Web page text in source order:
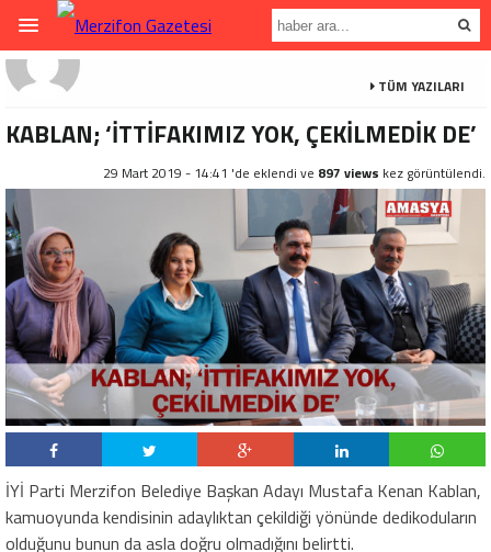
TÜM YAZILARI
KABLAN; ‘İTTİFAKIMIZ YOK, ÇEKİLMEDİK DE’
29 Mart 2019 - 14:41 'de eklendi ve 897 views kez görüntülendi.
İYİ Parti Merzifon Belediye Başkan Adayı Mustafa Kenan Kablan,
kamuoyunda kendisinin adaylıktan çekildiği yönünde dedikoduların
olduğunu bunun da asla doğru olmadığını belirtti.